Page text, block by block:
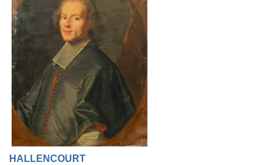
HALLENCOURT